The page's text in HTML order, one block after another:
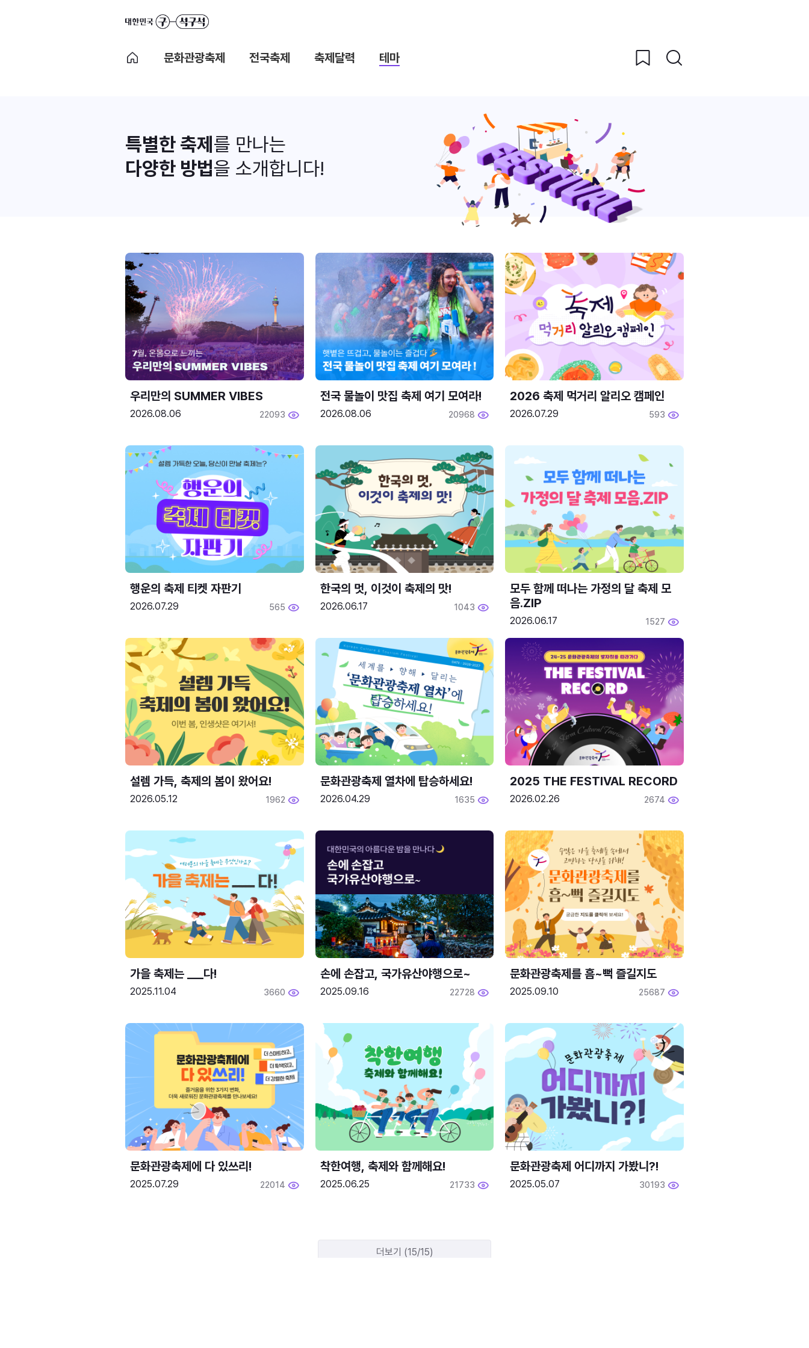
문화관광축제 전국축제 축제달력 테마
특별한 축제 를 만나는
다양한 방법을 소개합니다!
우리만의 SUMMER VIBES
2026.08.06 22093
전국 물놀이 맛집 축제 여기 모여라!
2026.08.06 20968
2026 축제 먹거리 알리오 캠페인
2026.07.29 593
행운의 축제 티켓 자판기
2026.07.29 565
한국의 멋, 이것이 축제의 맛!
2026.06.17 1043
모두 함께 떠나는 가정의 달 축제 모
음.ZIP
2026.06.17 1527
설렘 가득, 축제의 봄이 왔어요!
2026.05.12 1962
문화관광축제 열차에 탑승하세요!
2026.04.29 1635
2025 THE FESTIVAL RECORD
2026.02.26 2674
2025.11.04 3660
손에 손잡고, 국가유산야행으로~
2025.09.16 22728
문화관광축제를 흠~뻑 즐길지도
2025.09.10 25687
문화관광축제에 다 있쓰리!
2025.07.29 22014
착한여행, 축제와 함께해요!
2025.06.25 21733
문화관광축제 어디까지 가봤니?!
2025.05.07 30193
더보기 (15/15)